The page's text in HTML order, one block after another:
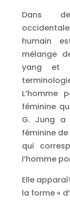
Dans
humain
mélange
yang et
L’homme
féminine
G. Jung
féminine
qui
l’homme
Elle
la forme «